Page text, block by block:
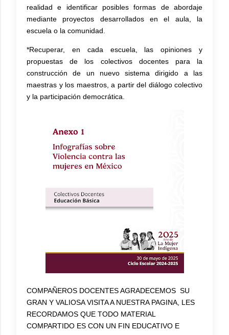
realidad e identificar posibles formas de abordaje
mediante proyectos desarrollados en el aula, la
escuela o la comunidad.
*Recuperar, en cada escuela, las opiniones y
propuestas de los colectivos docentes para la
construcción de un nuevo sistema dirigido a las
maestras y los maestros, a partir del diálogo colectivo
y la participación democrática.
COMPAÑEROS DOCENTES AGRADECEMOS SU
GRAN Y VALIOSA VISITA A NUESTRA PAGINA, LES
RECORDAMOS QUE TODO MATERIAL
COMPARTIDO ES CON UN FIN EDUCATIVO E